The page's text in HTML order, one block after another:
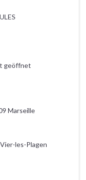
geöffnet
Marseille
les-Plagen